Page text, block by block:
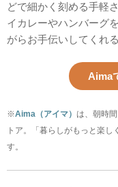
どで細かく刻める手軽
イカレーやハンバーグ
がらお手伝いしてくれ
Aima
※Aima（アイマ） は、朝時
トア。「暮らしがもっと楽し
す。